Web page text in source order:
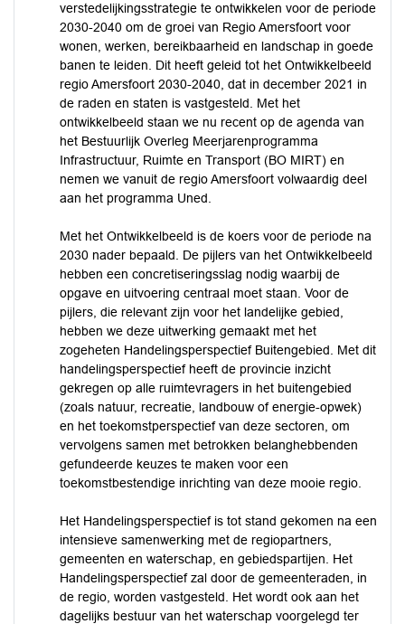
verstedelijkingsstrategie te ontwikkelen voor de periode
2030-2040 om de groei van Regio Amersfoort voor
wonen, werken, bereikbaarheid en landschap in goede
banen te leiden. Dit heeft geleid tot het Ontwikkelbeeld
regio Amersfoort 2030-2040, dat in december 2021 in
de raden en staten is vastgesteld. Met het
ontwikkelbeeld staan we nu recent op de agenda van
het Bestuurlijk Overleg Meerjarenprogramma
Infrastructuur, Ruimte en Transport (BO MIRT) en
nemen we vanuit de regio Amersfoort volwaardig deel
aan het programma Uned.
Met het Ontwikkelbeeld is de koers voor de periode na
2030 nader bepaald. De pijlers van het Ontwikkelbeeld
hebben een concretiseringsslag nodig waarbij de
opgave en uitvoering centraal moet staan. Voor de
pijlers, die relevant zijn voor het landelijke gebied,
hebben we deze uitwerking gemaakt met het
zogeheten Handelingsperspectief Buitengebied. Met dit
handelingsperspectief heeft de provincie inzicht
gekregen op alle ruimtevragers in het buitengebied
(zoals natuur, recreatie, landbouw of energie-opwek)
en het toekomstperspectief van deze sectoren, om
vervolgens samen met betrokken belanghebbenden
gefundeerde keuzes te maken voor een
toekomstbestendige inrichting van deze mooie regio.
Het Handelingsperspectief is tot stand gekomen na een
intensieve samenwerking met de regiopartners,
gemeenten en waterschap, en gebiedspartijen. Het
Handelingsperspectief zal door de gemeenteraden, in
de regio, worden vastgesteld. Het wordt ook aan het
dagelijks bestuur van het waterschap voorgelegd ter